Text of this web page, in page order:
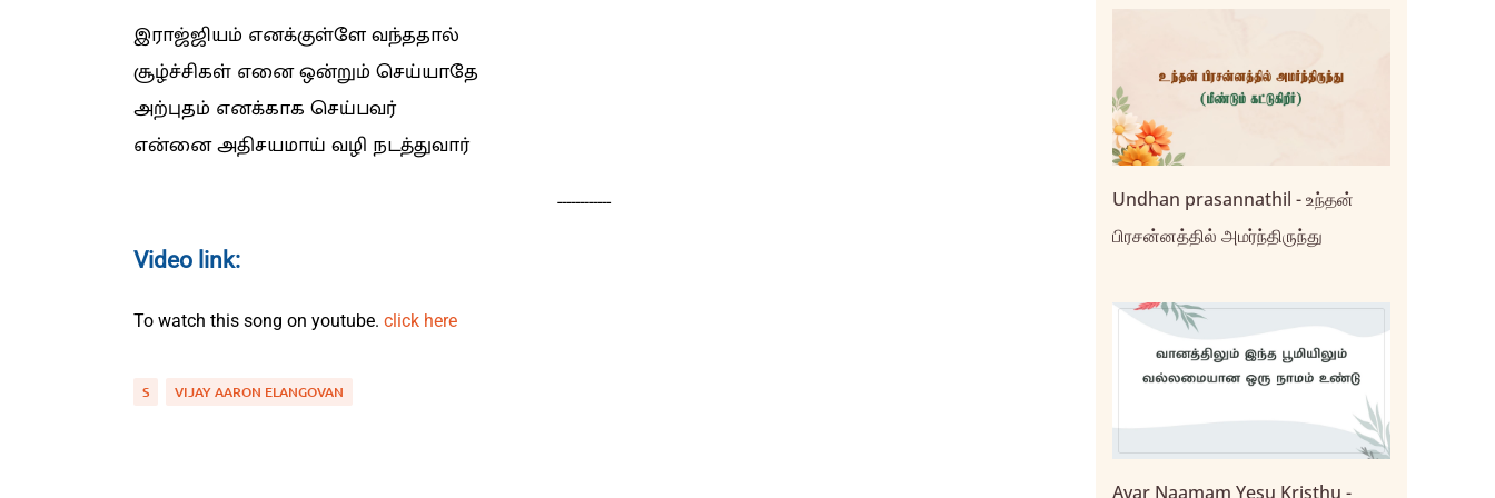
இராஜ்ஜியம் எனக்குள்ளே வந்ததால்
சூழ்ச்சிகள் எனை ஒன்றும் செய்யாதே
அற்புதம் எனக்காக செய்பவர்
என்னை அதிசயமாய் வழி நடத்துவார்
------------
Video link:
To watch this song on youtube. click here
S VIJAY AARON ELANGOVAN
Undhan prasannathil - உந்தன்
பிரசன்னத்தில் அமர்ந்திருந்து
Avar Naamam Yesu Kristhu -